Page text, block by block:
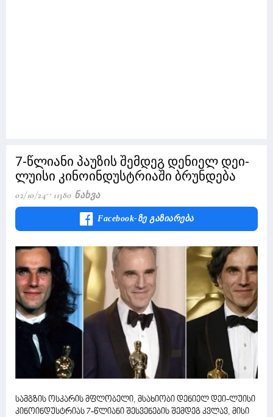
7-წლიანი პაუზის შემდეგ დენიელ დეი-
ლუისი კინოინდუსტრიაში ბრუნდება
02/10/24 11380 Ნახვა
Facebook-Ზე Გაზიარება
სამგზის ოსკარის მფლობელი, მსახიობი დენიელ დეი-ლუისი
კინოინდუსტრიას 7-წლიანი შესვენების შემდეგ კვლავ, მისი